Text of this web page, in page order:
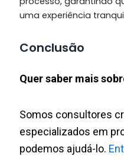
uma experiência
Conclusão
Quer saber mais
Somos consultores
especializados em
podemos ajudá-lo.